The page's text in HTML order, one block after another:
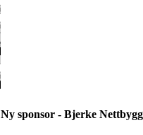
Ny sponsor - Bjerke